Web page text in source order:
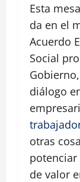
Esta
da en el
Acuerdo
Social
diálogo
otras
potenciar
de valor